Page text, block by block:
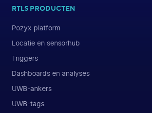
RTLS PRODUCTEN
Pozyx platform
Locatie en sensorhub
Triggers
Dashboards en analyses
UWB-ankers
UWB-tags